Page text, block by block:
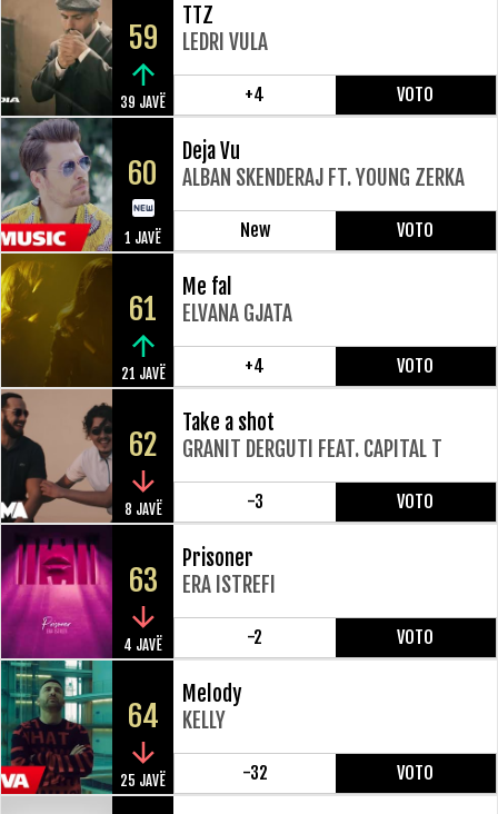
59
39 JAVË
TTZ
LEDRI VULA
+4 VOTO
60
1 JAVË
Deja Vu
ALBAN SKENDERAJ FT. YOUNG ZERKA
New VOTO
61
21 JAVË
Me fal
ELVANA GJATA
+4 VOTO
62
8 JAVË
Take a shot
GRANIT DERGUTI FEAT. CAPITAL T
-3 VOTO
63
4 JAVË
Prisoner
ERA ISTREFI
-2 VOTO
64
25 JAVË
Melody
KELLY
-32 VOTO